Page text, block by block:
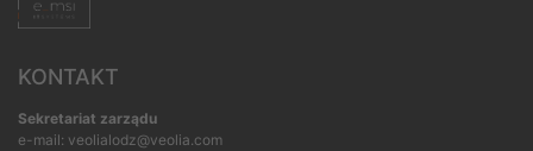
KONTAKT
Sekretariat zarządu
e-mail: veolialodz@veolia.com